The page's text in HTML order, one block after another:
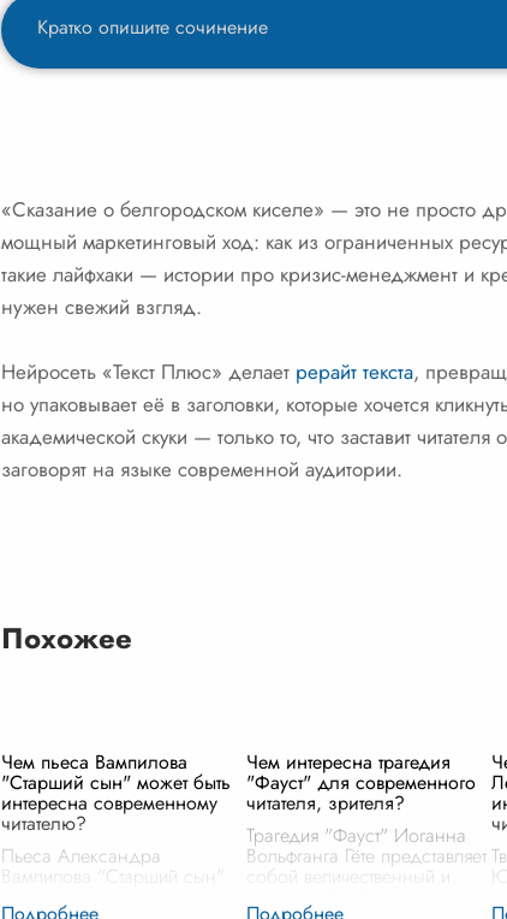
«Сказание о белгородском киселе» — это не просто
мощный маркетинговый ход: как из ограниченных
такие лайфхаки — истории про кризис-менеджмент и
нужен свежий взгляд.
Нейросеть «Текст Плюс» делает рерайт текста,
но упаковывает её в заголовки, которые хочется
академической скуки — только то, что заставит
заговорят на языке современной аудитории.
Похожее
Чем пьеса Вампилова
"Старший сын" может быть
интересна современному
читателю?
Пьеса Александра
Вампилова "Старший сын"
Чем интересна трагедия
"Фауст" для современного
читателя, зрителя?
Трагедия "Фауст" Иоганна
Вольфганга Гёте представляет
собой величественный и